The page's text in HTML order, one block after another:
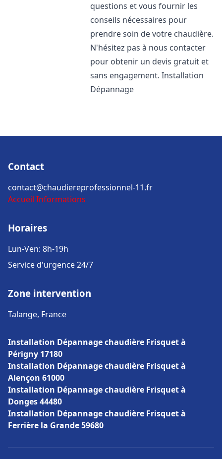
questions et vous fournir les
conseils nécessaires pour
prendre soin de votre chaudière.
N'hésitez pas à nous contacter
pour obtenir un devis gratuit et
sans engagement. Installation
Dépannage
Contact
contact@chaudiereprofessionnel-11.fr
Accueil Informations
Horaires
Lun-Ven: 8h-19h
Service d'urgence 24/7
Zone intervention
Talange, France
Installation Dépannage chaudière Frisquet à
Périgny 17180
Installation Dépannage chaudière Frisquet à
Alençon 61000
Installation Dépannage chaudière Frisquet à
Donges 44480
Installation Dépannage chaudière Frisquet à
Ferrière la Grande 59680